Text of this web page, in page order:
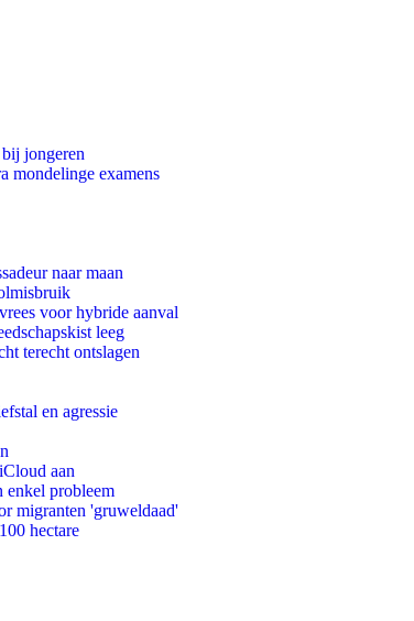
jongeren
mondelinge examens
naar maan
voor hybride aanval
leeg
terecht ontslagen
en agressie
aan
enkel probleem
migranten 'gruweldaad'
hectare